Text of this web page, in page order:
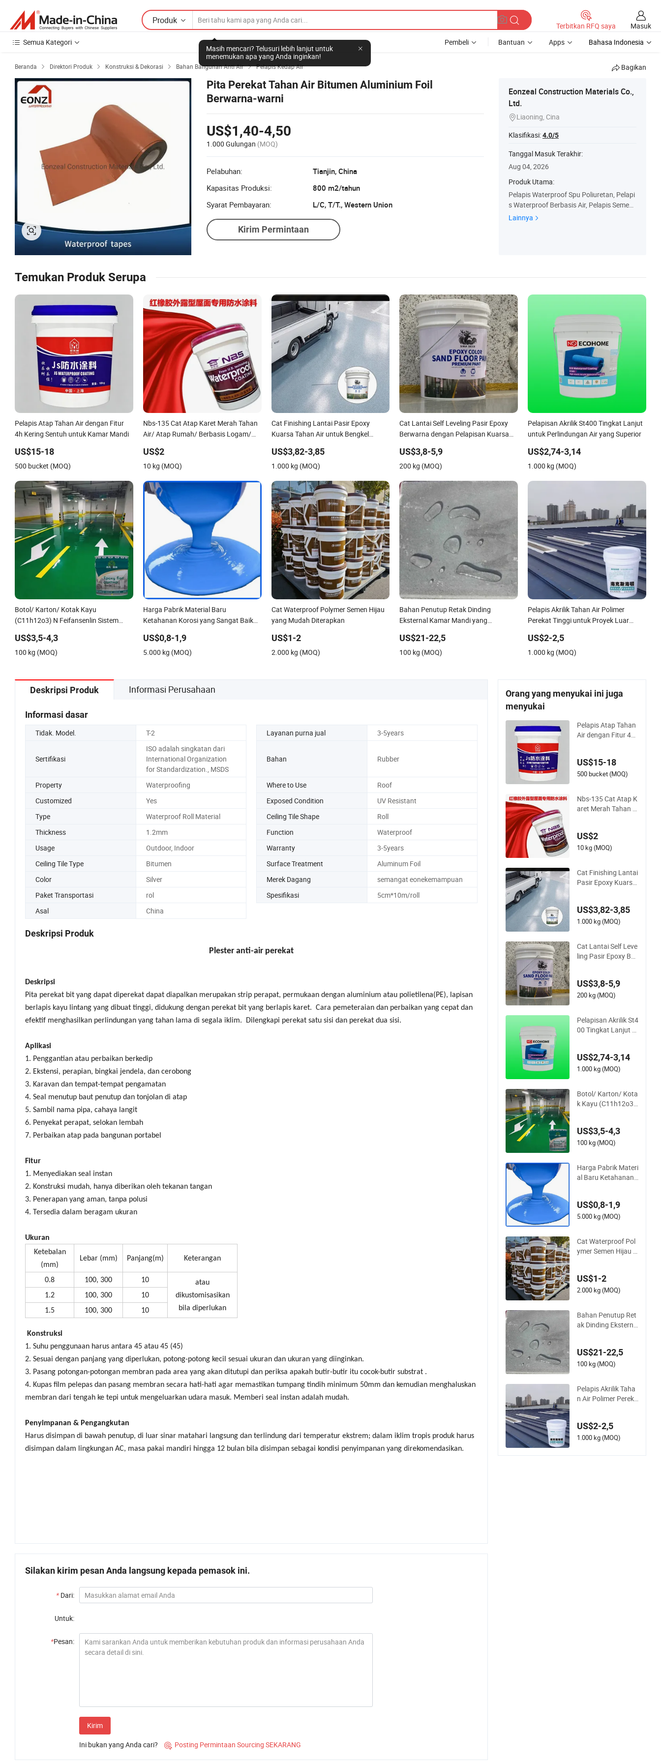
Produk
Masih mencari? Telusuri lebih lanjut untuk
menemukan apa yang Anda inginkan!
Terbitkan RFQ saya
Masuk
Semua Kategori
Pembeli Bantuan Apps Bahasa Indonesia
Beranda  Direktori Produk  Konstruksi & Dekorasi  Bahan Bangunan Anti Air  Pelapis Kedap Air Bagikan
Pita Perekat Tahan Air Bitumen Aluminium Foil
Berwarna-warni
US$1,40-4,50
1.000 Gulungan (MOQ)
Pelabuhan:
Tianjin, China
Kapasitas Produksi:
800 m2/tahun
Syarat Pembayaran:
L/C, T/T., Western Union
Kirim Permintaan
Eonzeal Construction Materials Co.,
Ltd.
Liaoning, Cina
Klasifikasi:4.0/5
Tanggal Masuk Terakhir:
Aug 04, 2026
Produk Utama:
Pelapis Waterproof Spu Poliuretan, Pelapi
s Waterproof Berbasis Air, Pelapis Semen
Js, Membran Waterproof Perekat HDPE,
Lainnya
Temukan Produk Serupa
Pelapis Atap Tahan Air dengan Fitur
4h Kering Sentuh untuk Kamar Mandi
US$15-18
500 bucket (MOQ)
Nbs-135 Cat Atap Karet Merah Tahan
Air/ Atap Rumah/ Berbasis Logam/
US$2
10 kg (MOQ)
Cat Finishing Lantai Pasir Epoxy
Kuarsa Tahan Air untuk Bengkel
US$3,82-3,85
1.000 kg (MOQ)
Cat Lantai Self Leveling Pasir Epoxy
Berwarna dengan Pelapisan Kuarsa
US$3,8-5,9
200 kg (MOQ)
Pelapisan Akrilik St400 Tingkat Lanjut
untuk Perlindungan Air yang Superior
US$2,74-3,14
1.000 kg (MOQ)
Botol/ Karton/ Kotak Kayu
(C11h12o3) N Feifansenlin Sistem
US$3,5-4,3
100 kg (MOQ)
Harga Pabrik Material Baru
Ketahanan Korosi yang Sangat Baik
Poliuretan Berbasis Minyak
US$0,8-1,9
5.000 kg (MOQ)
Cat Waterproof Polymer Semen Hijau
yang Mudah Diterapkan
US$1-2
2.000 kg (MOQ)
Bahan Penutup Retak Dinding
Eksternal Kamar Mandi yang
Tahan Air Polyurea
US$21-22,5
100 kg (MOQ)
Pelapis Akrilik Tahan Air Polimer
Perekat Tinggi untuk Proyek Luar
US$2-2,5
1.000 kg (MOQ)
Deskripsi Produk Informasi Perusahaan
Informasi dasar
Tidak. Model. T-2 Layanan purna jual 3-5years
Sertifikasi
ISO adalah singkatan dari
International Organization
for Standardization., MSDS
Bahan Rubber
Property Waterproofing Where to Use
Roof
Customized
Yes Exposed Condition
UV Resistant
Type
Waterproof Roll Material Ceiling Tile Shape
Roll
Thickness
1.2mm Function
Waterproof
Usage
Outdoor, Indoor Warranty
3-5years
Ceiling Tile Type
Bitumen Surface Treatment
Aluminum Foil
Color
Silver Merek Dagang
semangat eonekemampuan
Paket Transportasi
rol Spesifikasi
5cm*10m/roll
Asal
China
Deskripsi Produk
Plester anti-air perekat
Deskripsi
Pita perekat bit yang dapat diperekat dapat diapalkan merupakan strip perapat, permukaan dengan aluminium atau polietilena(PE), lapisan
berlapis kayu lintang yang dibuat tinggi, didukung dengan perekat bit yang berlapis karet. Cara pemeteraian dan perbaikan yang cepat dan
efektif menghasilkan perlindungan yang tahan lama di segala iklim. Dilengkapi perekat satu sisi dan perekat dua sisi.
Aplikasi
1. Penggantian atau perbaikan berkedip
2. Ekstensi, perapian, bingkai jendela, dan cerobong
3. Karavan dan tempat-tempat pengamatan
4. Seal menutup baut penutup dan tonjolan di atap
5. Sambil nama pipa, cahaya langit
6. Penyekat perapat, selokan lembah
7. Perbaikan atap pada bangunan portabel
Fitur
1. Menyediakan seal instan
2. Konstruksi mudah, hanya diberikan oleh tekanan tangan
3. Penerapan yang aman, tanpa polusi
4. Tersedia dalam beragam ukuran
Ukuran
Ketebalan
(mm)
Lebar (mm) Panjang(m) Keterangan
0.8 100, 300 10
atau
dikustomisasikan
bila diperlukan
1.2 100, 300
10
1.5
100, 300 10
Konstruksi
1. Suhu penggunaan harus antara 45 atau 45 (45)
2. Sesuai dengan panjang yang diperlukan, potong-potong kecil sesuai ukuran dan ukuran yang diinginkan.
3. Pasang potongan-potongan membran pada area yang akan ditutupi dan periksa apakah butir-butir itu cocok-butir substrat .
4. Kupas film pelepas dan pasang membran secara hati-hati agar memastikan tumpang tindih minimum 50mm dan kemudian menghaluskan
membran dari tengah ke tepi untuk mengeluarkan udara masuk. Memberi seal instan adalah mudah.
Penyimpanan & Pengangkutan
Harus disimpan di bawah penutup, di luar sinar matahari langsung dan terlindung dari temperatur ekstrem; dalam iklim tropis produk harus
disimpan dalam lingkungan AC, masa pakai mandiri hingga 12 bulan bila disimpan sebagai kondisi penyimpanan yang direkomendasikan.
Silakan kirim pesan Anda langsung kepada pemasok ini.
* Dari:
Untuk:
*Pesan:
Kirim
Ini bukan yang Anda cari?  Posting Permintaan Sourcing SEKARANG
Orang yang menyukai ini juga
menyukai
Pelapis Atap Tahan
Air dengan Fitur 4h
US$15-18
500 bucket (MOQ)
Nbs-135 Cat Atap K
aret Merah Tahan Ai
inding
US$2
10 kg (MOQ)
Cat Finishing Lantai
Pasir Epoxy Kuarsa
US$3,82-3,85
1.000 kg (MOQ)
Cat Lantai Self Leve
ling Pasir Epoxy Ber
rna
US$3,8-5,9
200 kg (MOQ)
Pelapisan Akrilik St4
00 Tingkat Lanjut u
US$2,74-3,14
1.000 kg (MOQ)
Botol/ Karton/ Kota
k Kayu (C11h12o3)
ulsi
US$3,5-4,3
100 kg (MOQ)
Harga Pabrik Materi
al Baru Ketahanan
Tahan Air Pelapis P
oliuretan Berbasis
US$0,8-1,9
5.000 kg (MOQ)
Cat Waterproof Pol
ymer Semen Hijau y
US$1-2
2.000 kg (MOQ)
Bahan Penutup Ret
ak Dinding Eksterna
an Air, Pelapis Taha
n Air Polyurea
US$21-22,5
100 kg (MOQ)
Pelapis Akrilik Taha
n Air Polimer Pereka
p Beton dan Logam
US$2-2,5
1.000 kg (MOQ)